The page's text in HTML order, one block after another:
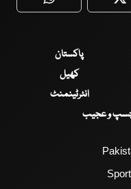
WhatsApp
پاکستان
کھیل
انٹرٹینمنٹ
و عجیب